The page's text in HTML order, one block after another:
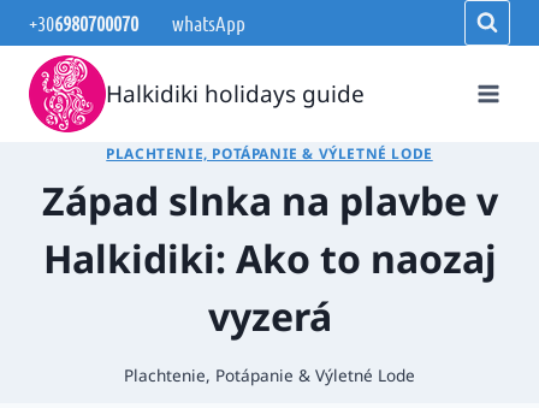
Skip
to
content
+306980700070 whatsApp
Halkidiki holidays guide
PLACHTENIE, POTÁPANIE & VÝLETNÉ LODE
Západ slnka na plavbe v
Halkidiki: Ako to naozaj
vyzerá
Plachtenie, Potápanie & Výletné Lode